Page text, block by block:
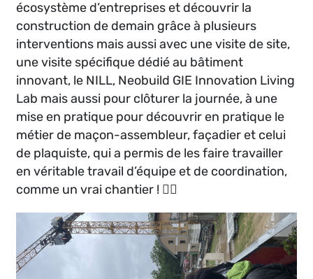
écosystème d’entreprises et découvrir la
construction de demain grâce à plusieurs
interventions mais aussi avec une visite de site,
une visite spécifique dédié au bâtiment
innovant, le NILL, Neobuild GIE Innovation Living
Lab mais aussi pour clôturer la journée, à une
mise en pratique pour découvrir en pratique le
métier de maçon-assembleur, façadier et celui
de plaquiste, qui a permis de les faire travailler
en véritable travail d’équipe et de coordination,
comme un vrai chantier ! 👷‍♀️